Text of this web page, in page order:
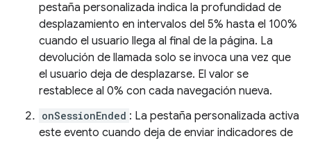
pestaña personalizada indica la profundidad de
desplazamiento en intervalos del 5% hasta el 100%
cuando el usuario llega al final de la página. La
devolución de llamada solo se invoca una vez que
el usuario deja de desplazarse. El valor se
restablece al 0% con cada navegación nueva.
onSessionEnded : La pestaña personalizada activa
este evento cuando deja de enviar indicadores de